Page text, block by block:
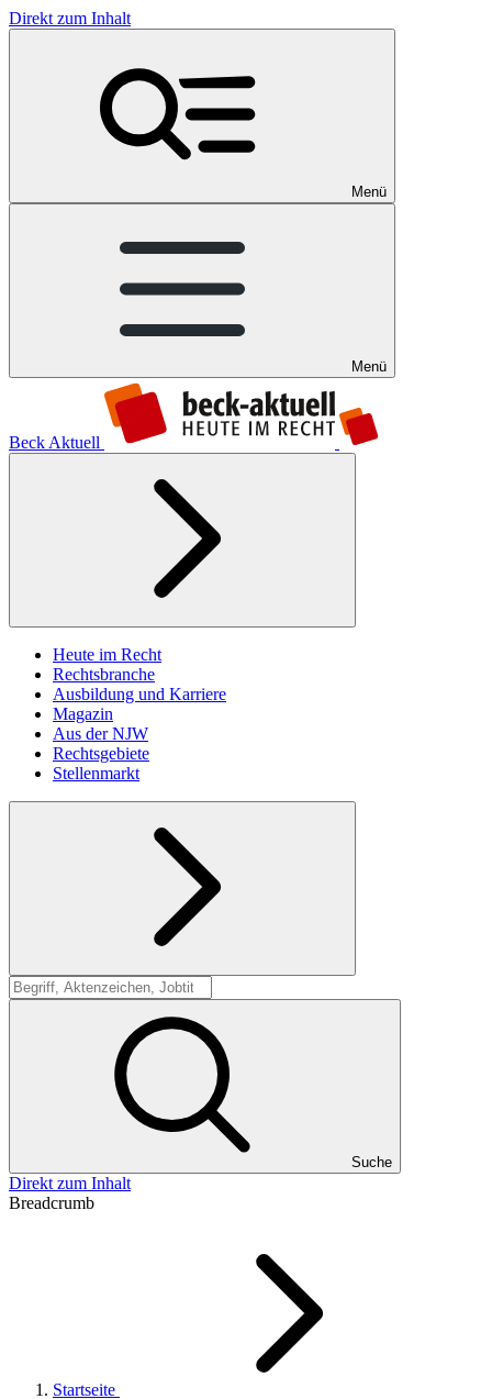
Direkt zum Inhalt
Menü
Menü
Beck Aktuell
Heute im Recht
Rechtsbranche
Ausbildung und Karriere
Magazin
Aus der NJW
Rechtsgebiete
Stellenmarkt
Suche
Suche
Direkt zum Inhalt
Breadcrumb
Startseite